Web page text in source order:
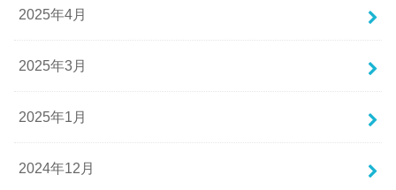
2025年4月
2025年3月
2025年1月
2024年12月